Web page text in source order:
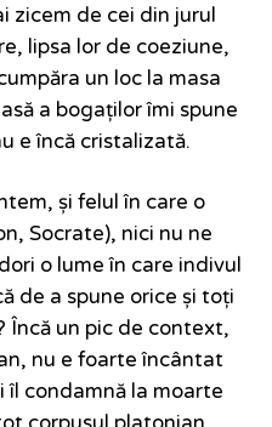
zicem de cei din jurul
lipsa lor de coeziune,
un loc la masa
a bogaților îmi spune
e încă cristalizată.
și felul în care o
Socrate), nici nu ne
o lume în care indivul
de a spune orice și toți
Încă un pic de context,
nu e foarte încântat
îl condamnă la moarte